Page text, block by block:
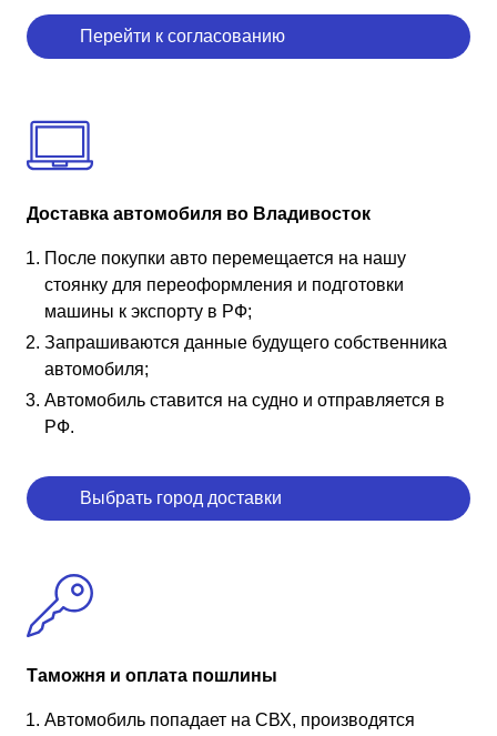
Перейти к согласованию
Доставка автомобиля во Владивосток
После покупки авто перемещается на нашу
стоянку для переоформления и подготовки
машины к экспорту в РФ;
Запрашиваются данные будущего собственника
автомобиля;
Автомобиль ставится на судно и отправляется в
РФ.
Выбрать город доставки
Таможня и оплата пошлины
Автомобиль попадает на СВХ, производятся